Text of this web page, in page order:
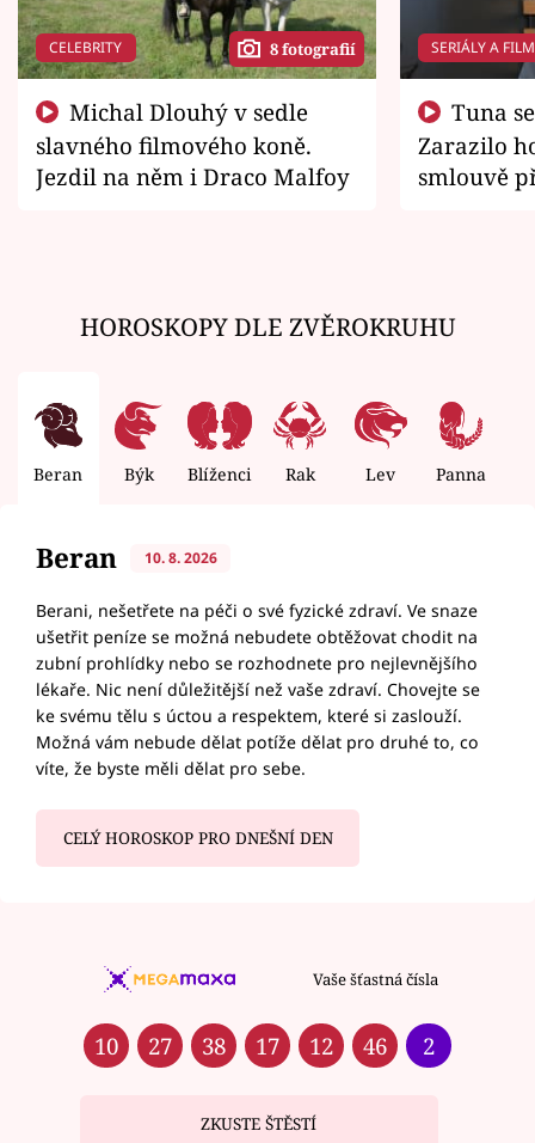
CELEBRITY 8 fotografií
slavného filmového koně.
Jezdil na něm i Draco Malfoy
SERIÁLY A
Zarazilo
smlouvě
HOROSKOPY DLE ZVĚROKRUHU
Beran Býk Blíženci Rak Lev Panna
Beran 10. 8. 2026
Berani, nešetřete na péči o své fyzické zdraví. Ve snaze
ušetřit peníze se možná nebudete obtěžovat chodit na
zubní prohlídky nebo se rozhodnete pro nejlevnějšího
lékaře. Nic není důležitější než vaše zdraví. Chovejte se
ke svému tělu s úctou a respektem, které si zaslouží.
Možná vám nebude dělat potíže dělat pro druhé to, co
víte, že byste měli dělat pro sebe.
CELÝ HOROSKOP PRO DNEŠNÍ DEN
Vaše šťastná čísla
10 27 38 17 12 46 2
ZKUSTE ŠTĚSTÍ